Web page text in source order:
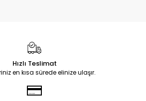
Hızlı Teslimat
en kısa sürede elinize ulaşır.